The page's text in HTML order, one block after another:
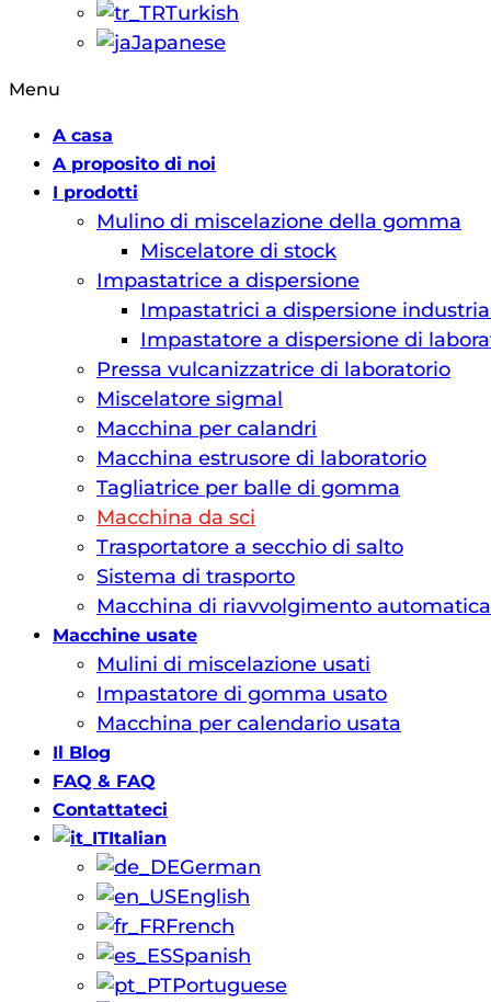
Turkish
Japanese
Menu
A casa
A proposito di noi
I prodotti
Mulino di miscelazione della gomma
Miscelatore di stock
Impastatrice a dispersione
Impastatrici a dispersione
Impastatore a dispersione di
Pressa vulcanizzatrice di laboratorio
Miscelatore sigmal
Macchina per calandri
Macchina estrusore di laboratorio
Tagliatrice per balle di gomma
Macchina da sci
Trasportatore a secchio di salto
Sistema di trasporto
Macchina di riavvolgimento automatica
Macchine usate
Mulini di miscelazione usati
Impastatore di gomma usato
Macchina per calendario usata
Il Blog
FAQ & FAQ
Contattateci
Italian
German
English
French
Spanish
Portuguese